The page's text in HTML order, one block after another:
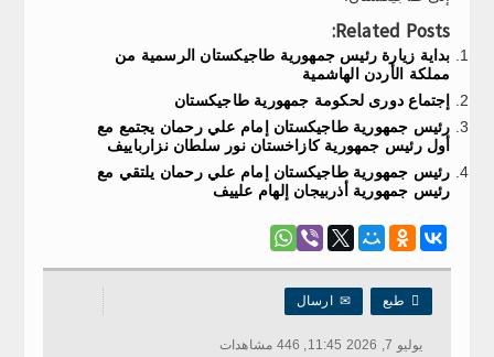
Related Posts:
بداية زيارة رئيس جمهورية طاجيكستان الرسمية من
مملكة الأردن الهاشمية
إجتماع دورى لحكومة جمهورية طاجيكستان
رئيس جمهورية طاجيكستان إمام علي رحمان يجتمع مع
أول رئيس جمهورية كازاخستان نور سلطان نزارباييف
رئيس جمهورية طاجيكستان إمام علي رحمان يلتقي مع
رئيس جمهورية أذربيجان إلهام علييف
 طبع ✉ارسال
يوليو 7, 2026 11:45, 446 مشاهدات